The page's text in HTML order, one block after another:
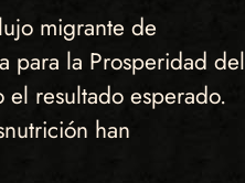
migrante de
para la Prosperidad del
resultado esperado.
han